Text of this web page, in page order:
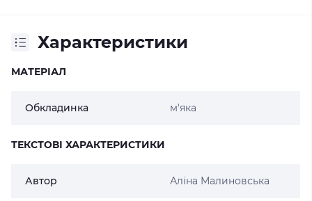
Характеристики
МАТЕРІАЛ
Обкладинка м'яка
ТЕКСТОВІ ХАРАКТЕРИСТИКИ
Автор Аліна Малиновська